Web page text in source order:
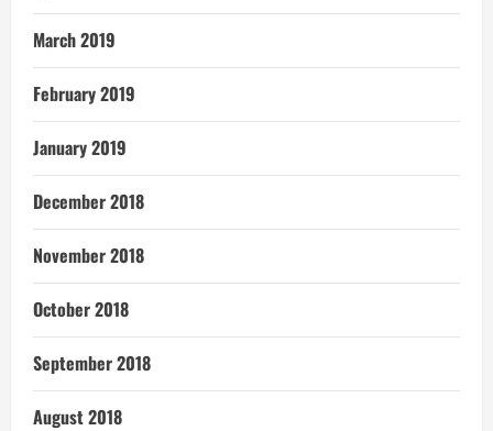
March 2019
February 2019
January 2019
December 2018
November 2018
October 2018
September 2018
August 2018